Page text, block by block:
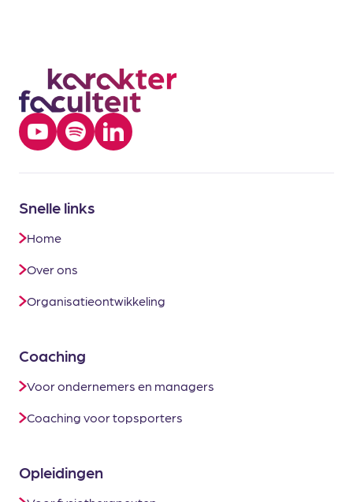
Snelle links
Home
Over ons
Organisatieontwikkeling
Coaching
Voor ondernemers en managers
Coaching voor topsporters
Opleidingen